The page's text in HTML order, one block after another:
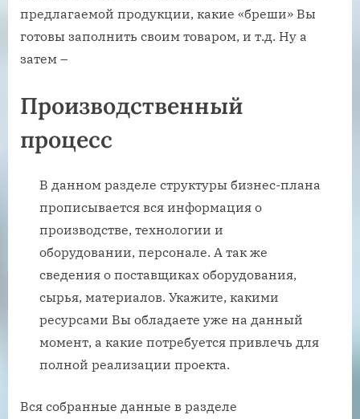
предлагаемой продукции, какие «бреши» Вы
готовы заполнить своим товаром, и т.д. Ну а
затем –
Производственный
процесс
В данном разделе структуры бизнес-плана
прописывается вся информация о
производстве, технологии и
оборудовании, персонале. А так же
сведения о поставщиках оборудования,
сырья, материалов. Укажите, какими
ресурсами Вы обладаете уже на данный
момент, а какие потребуется привлечь для
полной реализации проекта.
Вся собранные данные в разделе